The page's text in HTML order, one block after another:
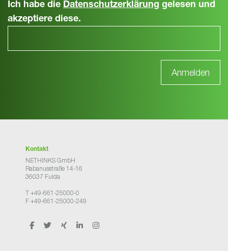
Ich habe die Datenschutzerklärung gelesen und
akzeptiere diese.
Kontakt
NETHINKS GmbH
Rabanusstraße 14-16
36037 Fulda
T +49-661-25000-0
F +49-661-25000-249